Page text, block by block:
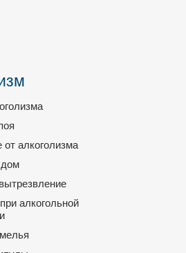
от алкоголизма
дом
алкогольной